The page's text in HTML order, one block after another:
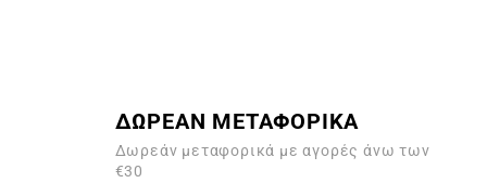
ΔΩΡΕΑΝ ΜΕΤΑΦΟΡΙΚΑ
Δωρεάν μεταφορικά με αγορές άνω των
€30